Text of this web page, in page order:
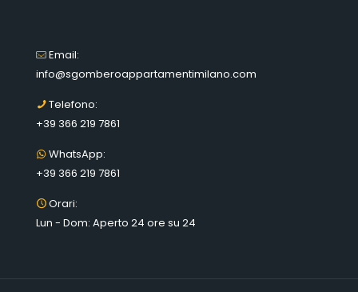
Email:
info@sgomberoappartamentimilano.com
Telefono:
+39 366 219 7861
WhatsApp:
+39 366 219 7861
Orari:
Lun - Dom: Aperto 24 ore su 24